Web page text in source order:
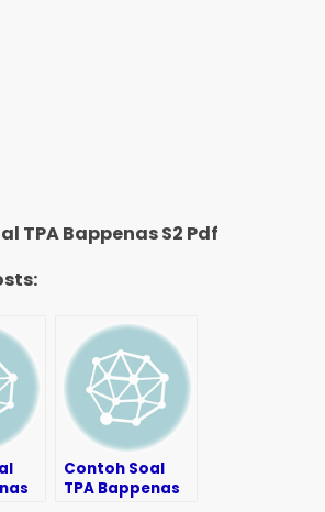
TPA Bappenas S2 Pdf
Contoh Soal
TPA Bappenas